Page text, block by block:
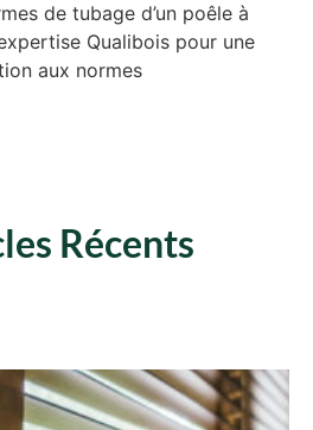
de tubage d’un poêle à
Qualibois pour une
aux normes
Récents